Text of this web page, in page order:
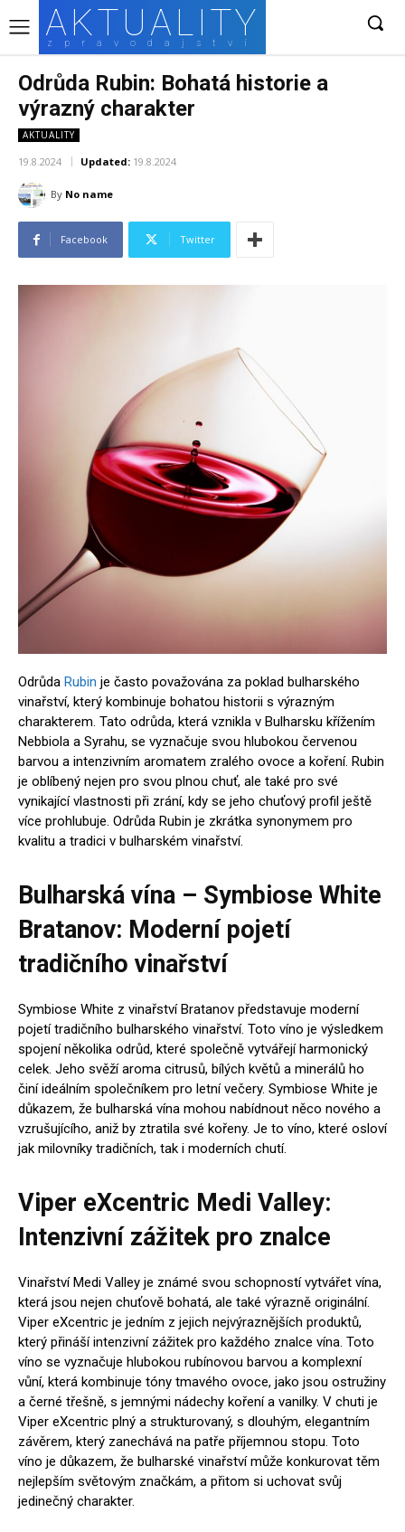
AKTUALITY
zpravodajství
Odrůda Rubin: Bohatá historie a
výrazný charakter
AKTUALITY
19.8.2024 Updated: 19.8.2024
By No name
Facebook Twitter
Odrůda Rubin je často považována za poklad bulharského
vinařství, který kombinuje bohatou historii s výrazným
charakterem. Tato odrůda, která vznikla v Bulharsku křížením
Nebbiola a Syrahu, se vyznačuje svou hlubokou červenou
barvou a intenzivním aromatem zralého ovoce a koření. Rubin
je oblíbený nejen pro svou plnou chuť, ale také pro své
vynikající vlastnosti při zrání, kdy se jeho chuťový profil ještě
více prohlubuje. Odrůda Rubin je zkrátka synonymem pro
kvalitu a tradici v bulharském vinařství.
Bulharská vína – Symbiose White
Bratanov: Moderní pojetí
tradičního vinařství
Symbiose White z vinařství Bratanov představuje moderní
pojetí tradičního bulharského vinařství. Toto víno je výsledkem
spojení několika odrůd, které společně vytvářejí harmonický
celek. Jeho svěží aroma citrusů, bílých květů a minerálů ho
činí ideálním společníkem pro letní večery. Symbiose White je
důkazem, že bulharská vína mohou nabídnout něco nového a
vzrušujícího, aniž by ztratila své kořeny. Je to víno, které osloví
jak milovníky tradičních, tak i moderních chutí.
Viper eXcentric Medi Valley:
Intenzivní zážitek pro znalce
Vinařství Medi Valley je známé svou schopností vytvářet vína,
která jsou nejen chuťově bohatá, ale také výrazně originální.
Viper eXcentric je jedním z jejich nejvýraznějších produktů,
který přináší intenzivní zážitek pro každého znalce vína. Toto
víno se vyznačuje hlubokou rubínovou barvou a komplexní
vůní, která kombinuje tóny tmavého ovoce, jako jsou ostružiny
a černé třešně, s jemnými nádechy koření a vanilky. V chuti je
Viper eXcentric plný a strukturovaný, s dlouhým, elegantním
závěrem, který zanechává na patře příjemnou stopu. Toto
víno je důkazem, že bulharské vinařství může konkurovat těm
nejlepším světovým značkám, a přitom si uchovat svůj
jedinečný charakter.